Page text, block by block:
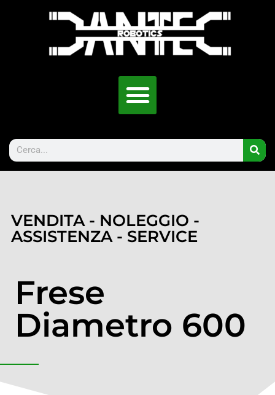
VENDITA - NOLEGGIO -
ASSISTENZA - SERVICE
Frese
Diametro 600